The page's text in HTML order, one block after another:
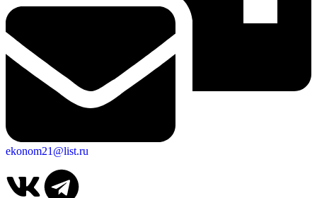
Экономика
ekonom21@list.ru